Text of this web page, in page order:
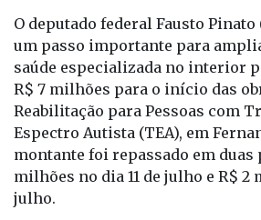
O deputado federal Fausto Pinato
um passo importante para
saúde especializada no interior
R$ 7 milhões para o início das
Reabilitação para Pessoas com
Espectro Autista (TEA), em
montante foi repassado em duas
milhões no dia 11 de julho e R$ 2
julho.